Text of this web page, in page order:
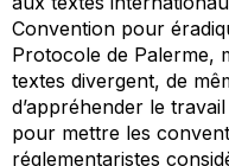
Convention pour
Protocole de Palerme,
textes divergent, de
d’appréhender le
pour mettre les
réglementaristes